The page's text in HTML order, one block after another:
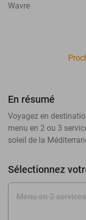
Wavre
En résumé
Voyagez en
menu en 2 ou 3
soleil de la
Sélectionnez
Menu en 2